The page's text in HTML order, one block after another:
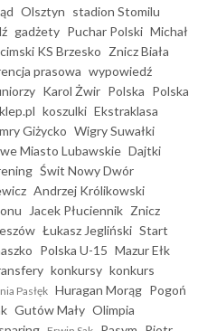
Olsztyn stadion Stomilu
gadżety Puchar Polski Michał
KS Brzesko Znicz Biała
prasowa wypowiedź
Karol Żwir Polska Polska
koszulki Ekstraklasa
Giżycko Wigry Suwałki
Miasto Lubawskie Dajtki
Świt Nowy Dwór
Andrzej Królikowski
Jacek Płuciennik Znicz
Łukasz Jegliński Start
Polska U-15 Mazur Ełk
konkursy konkurs
Pasłęk Huragan Morąg Pogoń
Gutów Mały Olimpia